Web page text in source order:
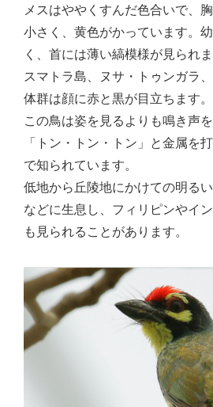
メスはややくすんだ色合いで、
小さく、黄色がかっています。
く、首には薄い縞模様が見られま
スマトラ島、ヌサ・トゥンガラ
体群は顔に赤と黒が目立ちます。
この鳥は姿を見るよりも鳴き声
「トン・トン・トン」と金属を
で知られています。
低地から丘陵地にかけての明る
などに生息し、フィリピンやイ
も見られることがあります。